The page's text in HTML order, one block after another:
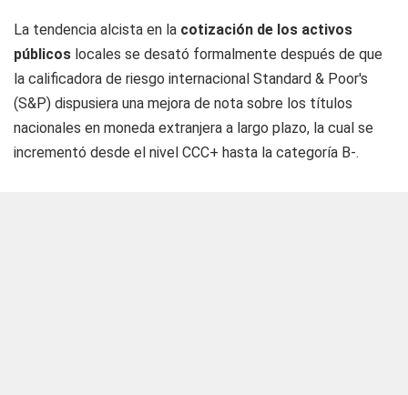
La tendencia alcista en la cotización de los activos
públicos locales se desató formalmente después de que
la calificadora de riesgo internacional Standard & Poor's
(S&P) dispusiera una mejora de nota sobre los títulos
nacionales en moneda extranjera a largo plazo, la cual se
incrementó desde el nivel CCC+ hasta la categoría B-.